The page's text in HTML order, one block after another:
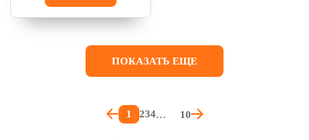
ПОКАЗАТЬ ЕЩЕ
1 234 10